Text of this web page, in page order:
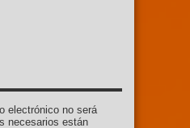
electrónico no será
necesarios están